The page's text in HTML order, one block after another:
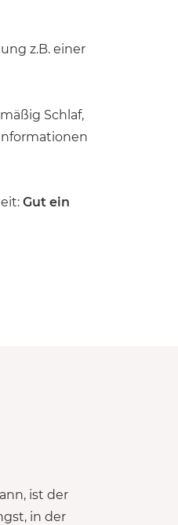
Schlaf,
Gut ein
ist der
in der